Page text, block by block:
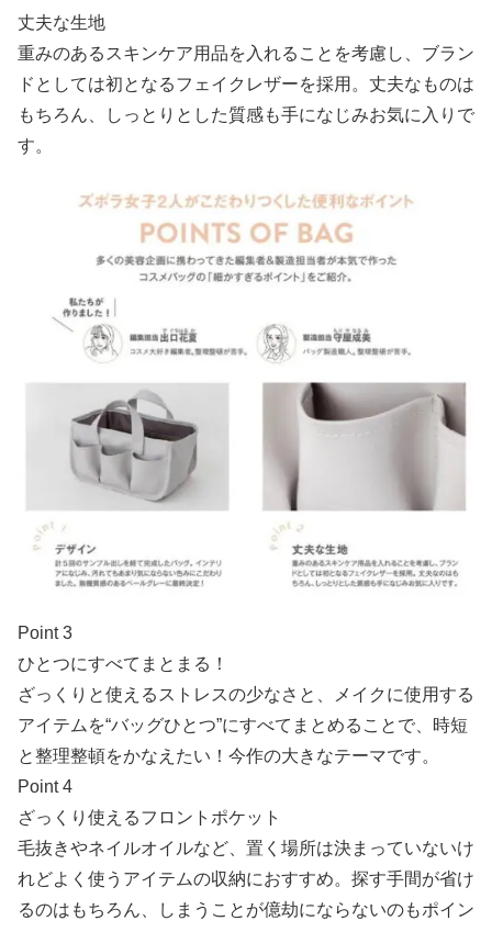
丈夫な生地
重みのあるスキンケア用品を入れることを考慮し、ブラン
ドとしては初となるフェイクレザーを採用。丈夫なものは
もちろん、しっとりとした質感も手になじみお気に入りで
す。
Point 3
ひとつにすべてまとまる！
ざっくりと使えるストレスの少なさと、メイクに使用する
アイテムを“バッグひとつ”にすべてまとめることで、時短
と整理整頓をかなえたい！今作の大きなテーマです。
Point 4
ざっくり使えるフロントポケット
毛抜きやネイルオイルなど、置く場所は決まっていないけ
れどよく使うアイテムの収納におすすめ。探す手間が省け
るのはもちろん、しまうことが億劫にならないのもポイン